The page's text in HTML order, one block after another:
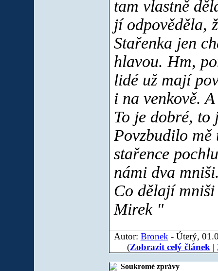
tam vlastně
jí odpověděla,
Stařenka jen
hlavou. Hm,
lidé už mají
i na venkově.
To je dobré, to
Povzbudilo mě
stařence
námi dva
Co dělají
Mirek "
Autor: Bronek - Úterý,
(Zobrazit celý článek |
Soukromé zprávy